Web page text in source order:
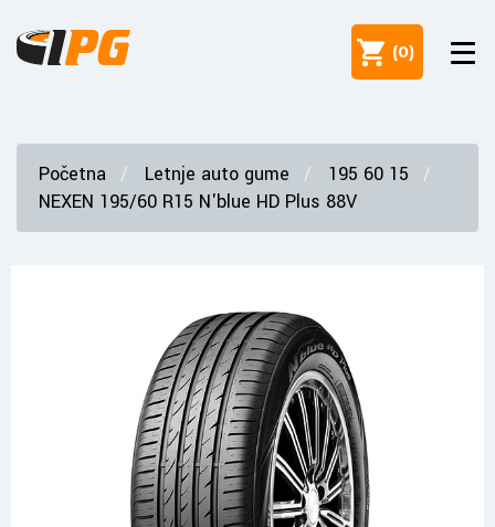
(0)
Početna Letnje auto gume
195 60 15
NEXEN 195/60 R15 N'blue HD Plus 88V